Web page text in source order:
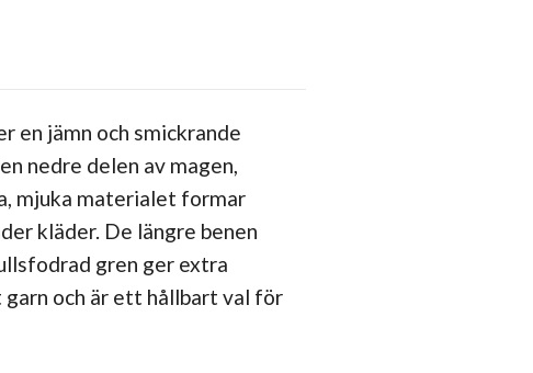
en jämn och smickrande
nedre delen av magen,
mjuka materialet formar
kläder. De längre benen
gren ger extra
och är ett hållbart val för